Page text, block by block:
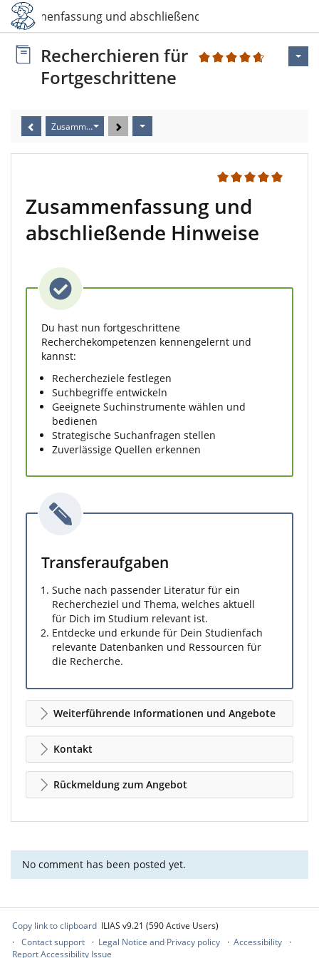
Zusammenfassung und abschließende Hinweise
3
Recherchieren für
Fortgeschrittene
Zusammenfassung und abschließende Hinweise
1
Zusammenfassung und
abschließende Hinweise
Du hast nun fortgeschrittene
Recherchekompetenzen kennengelernt und
kannst:
Rechercheziele festlegen
Suchbegriffe entwickeln
Geeignete Suchinstrumente wählen und
bedienen
Strategische Suchanfragen stellen
Zuverlässige Quellen erkennen
Transferaufgaben
Suche nach passender Literatur für ein
Rechercheziel und Thema, welches aktuell
für Dich im Studium relevant ist.
Entdecke und erkunde für Dein Studienfach
relevante Datenbanken und Ressourcen für
die Recherche.
Weiterführende Informationen und Angebote
Kontakt
Rückmeldung zum Angebot
No comment has been posted yet.
Copy link to clipboard ILIAS v9.21 (590 Active Users)
Contact support
Legal Notice and Privacy policy
Accessibility
Report Accessibility Issue